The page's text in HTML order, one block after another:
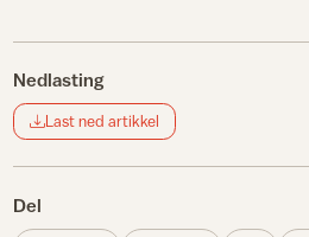
Nedlasting
Last ned artikkel
Del